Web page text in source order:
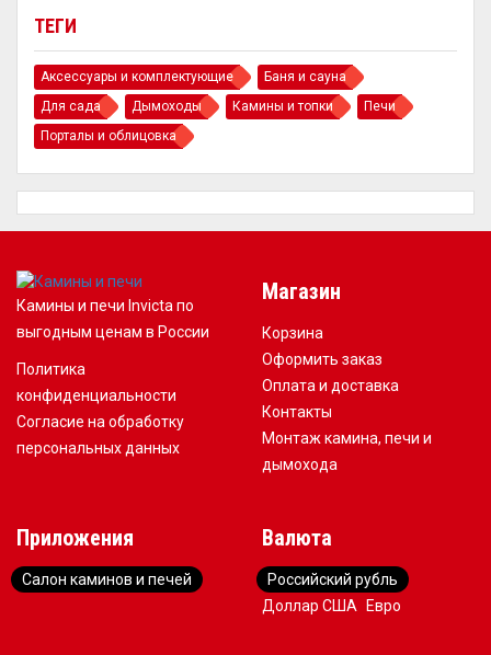
ТЕГИ
Аксессуары и комплектующие
Баня и сауна
Для сада
Дымоходы Камины и топки
Печи
Порталы и облицовка
Камины и печи Invicta по
выгодным ценам в России
Политика
конфиденциальности
Согласие на обработку
персональных данных
Магазин
Корзина
Оформить заказ
Оплата и доставка
Контакты
Монтаж камина, печи и
дымохода
Приложения
Салон каминов и печей
Валюта
Российский рубль
Доллар США
Евро